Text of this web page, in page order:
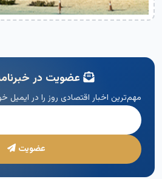
عضویت در
مهم‌ترین اخبار اقتصادی روز را در ایمیل
عضویت